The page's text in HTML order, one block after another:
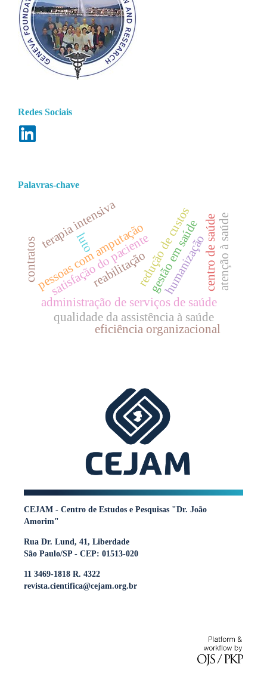
Redes Sociais
Palavras-chave
administração de serviços de saúde
gestão em saúde
redução de custos
qualidade da assistência à saúde
eficiência organizacional
satisfação do paciente
pessoas com amputação centro de saúde
luto humanização
terapia intensiva atenção à saúde
reabilitação
contratos
CEJAM - Centro de Estudos e Pesquisas "Dr. João
Amorim"
Rua Dr. Lund, 41, Liberdade
São Paulo/SP - CEP: 01513-020
11 3469-1818 R. 4322
revista.cientifica@cejam.org.br